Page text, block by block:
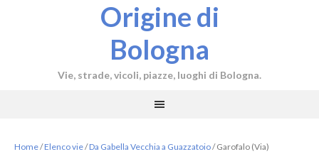
Origine di
Bologna
Vie, strade, vicoli, piazze, luoghi di Bologna.
Home/Elenco vie/Da Gabella Vecchia a Guazzatoio/Garofalo (Via)